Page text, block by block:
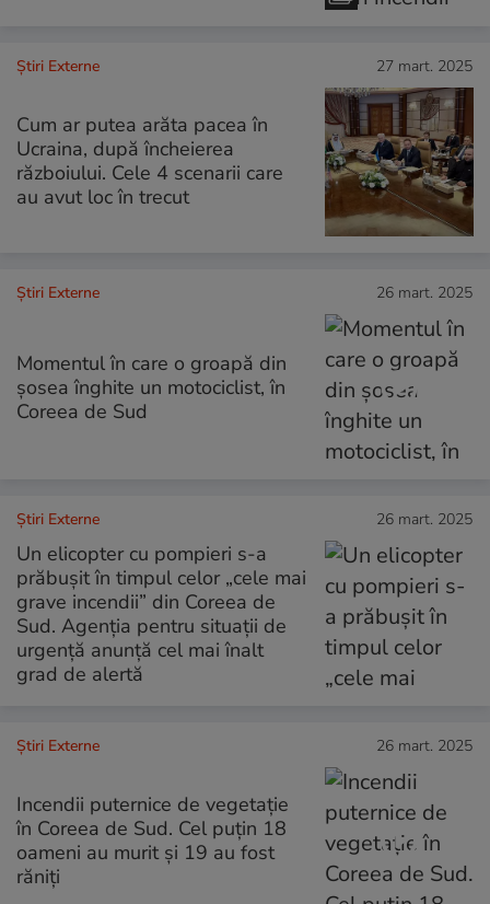
Știri Externe 27 mart. 2025
Cum ar putea arăta pacea în
Ucraina, după încheierea
războiului. Cele 4 scenarii care
au avut loc în trecut
Știri Externe 26 mart. 2025
Momentul în care o groapă din
șosea înghite un motociclist, în
Coreea de Sud
Știri Externe 26 mart. 2025
Un elicopter cu pompieri s-a
prăbușit în timpul celor „cele mai
grave incendii” din Coreea de
Sud. Agenția pentru situații de
urgență anunță cel mai înalt
grad de alertă
Știri Externe 26 mart. 2025
Incendii puternice de vegetație
în Coreea de Sud. Cel puțin 18
oameni au murit și 19 au fost
răniți